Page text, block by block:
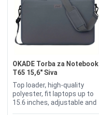
OKADE Torba za Notebook
T65 15,6" Siva
Top loader, high-quality
polyester, fit laptops up to
15.6 inches, adjustable and